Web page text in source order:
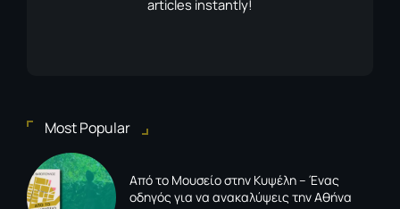
articles instantly!
Most Popular
Από το Μουσείο στην Κυψέλη – Ένας
οδηγός για να ανακαλύψεις την Αθήνα